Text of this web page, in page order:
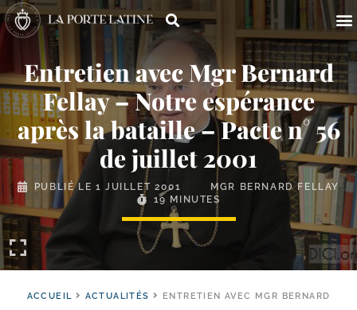
Entretien avec Mgr Bernard
Fellay – Notre espérance
après la bataille – Pacte n° 56
de juillet 2001
PUBLIÉ LE 1 JUILLET 2001
MGR BERNARD FELLAY
19 MINUTES
ACCUEIL ACTUALITÉS
ENTRETIEN AVEC MGR BERNARD